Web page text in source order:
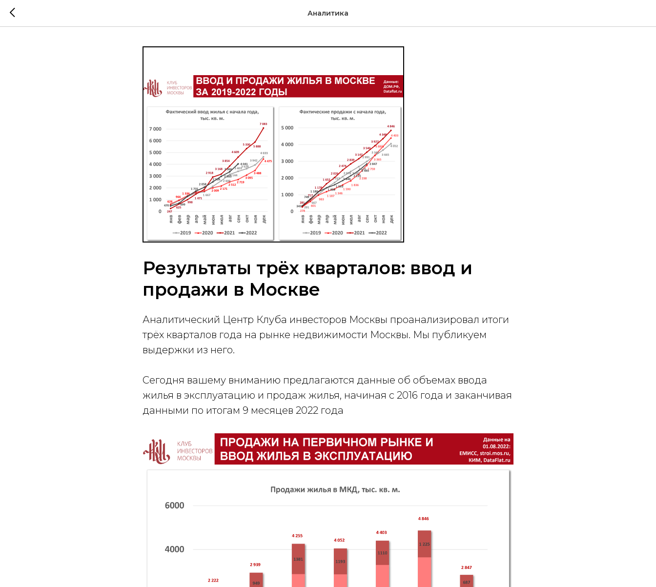
Аналитика
Результаты трёх кварталов: ввод и
продажи в Москве
Аналитический Центр Клуба инвесторов Москвы проанализировал итоги
трёх кварталов года на рынке недвижимости Москвы. Мы публикуем
выдержки из него.
Сегодня вашему вниманию предлагаются данные об объемах ввода
жилья в эксплуатацию и продаж жилья, начиная с 2016 года и заканчивая
данными по итогам 9 месяцев 2022 года